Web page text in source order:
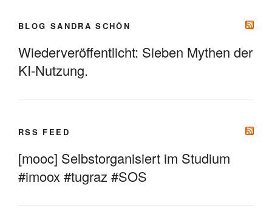
BLOG SANDRA SCHÖN
Wiederveröffentlicht: Sieben Mythen der
KI-Nutzung.
RSS FEED
[mooc] Selbstorganisiert im Studium
#imoox #tugraz #SOS